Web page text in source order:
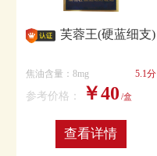
芙蓉王(硬蓝细支)
焦油含量：8mg 5.1分
参考价格： ￥40 /盒
查看详情